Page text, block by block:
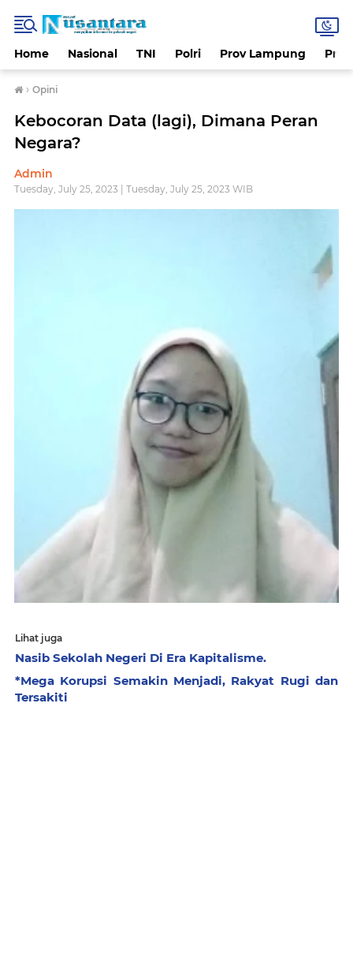
Home Nasional TNI Polri Prov Lampung
› Opini
Kebocoran Data (lagi), Dimana Peran
Negara?
Admin
Tuesday, July 25, 2023 | Tuesday, July 25, 2023 WIB
Lihat juga
Nasib Sekolah Negeri Di Era Kapitalisme.
*Mega Korupsi Semakin Menjadi, Rakyat Rugi dan
Tersakiti